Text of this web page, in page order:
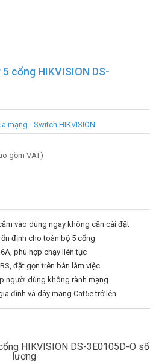
cổng HIKVISION DS-
mạng - Switch HIKVISION
gồm VAT)
vào dùng ngay không cần cài đặt
định cho toàn bộ 5 cổng
phù hợp chạy liên tục
đặt gọn trên bàn làm việc
người dùng không rành mạng
đình và dây mạng Cat5e trở lên
HIKVISION DS-3E0105D-O số
lượng